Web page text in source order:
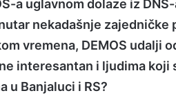
a uglavnom dolaze iz
nekadašnje
vremena, DEMOS udalji
interesantan i ljudima koji
u Banjaluci i RS?